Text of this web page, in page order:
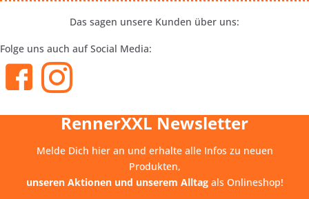
Das sagen unsere Kunden über uns:
Folge uns auch auf Social Media:
RennerXXL Newsletter
Melde Dich hier an und erhalte alle Infos zu neuen
Produkten,
unseren Aktionen und unserem Alltagals Onlineshop!